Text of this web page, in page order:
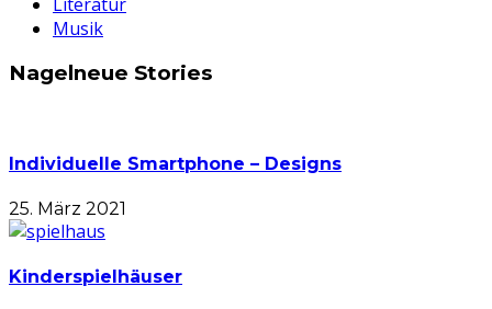
Musik
Nagelneue Stories
Individuelle Smartphone – Designs
25. März 2021
Kinderspielhäuser